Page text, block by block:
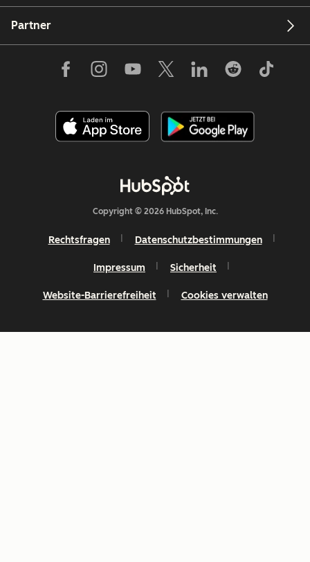
Partner
Copyright © 2026 HubSpot, Inc.
Rechtsfragen Datenschutzbestimmungen
Impressum Sicherheit
Website-Barrierefreiheit Cookies verwalten